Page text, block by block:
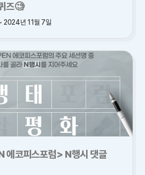
즈🧐
2024년 11월 7일
코피스포럼> N행시 댓글